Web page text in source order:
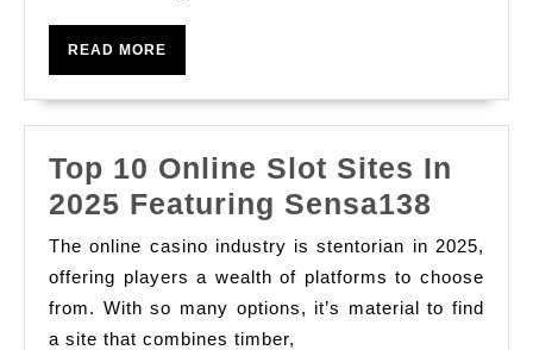
Features
READ MORE
Top 10 Online Slot Sites In
2025 Featuring Sensa138
10
Online
Slot
The online casino industry is stentorian in 2025,
offering players a wealth of platforms to choose
from. With so many options, it’s material to find
a site that combines timber,